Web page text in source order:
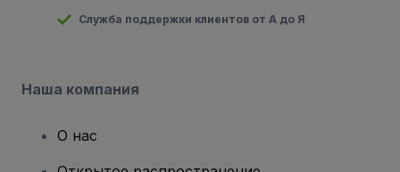
Служба поддержки клиентов от А до Я
Наша компания
О нас